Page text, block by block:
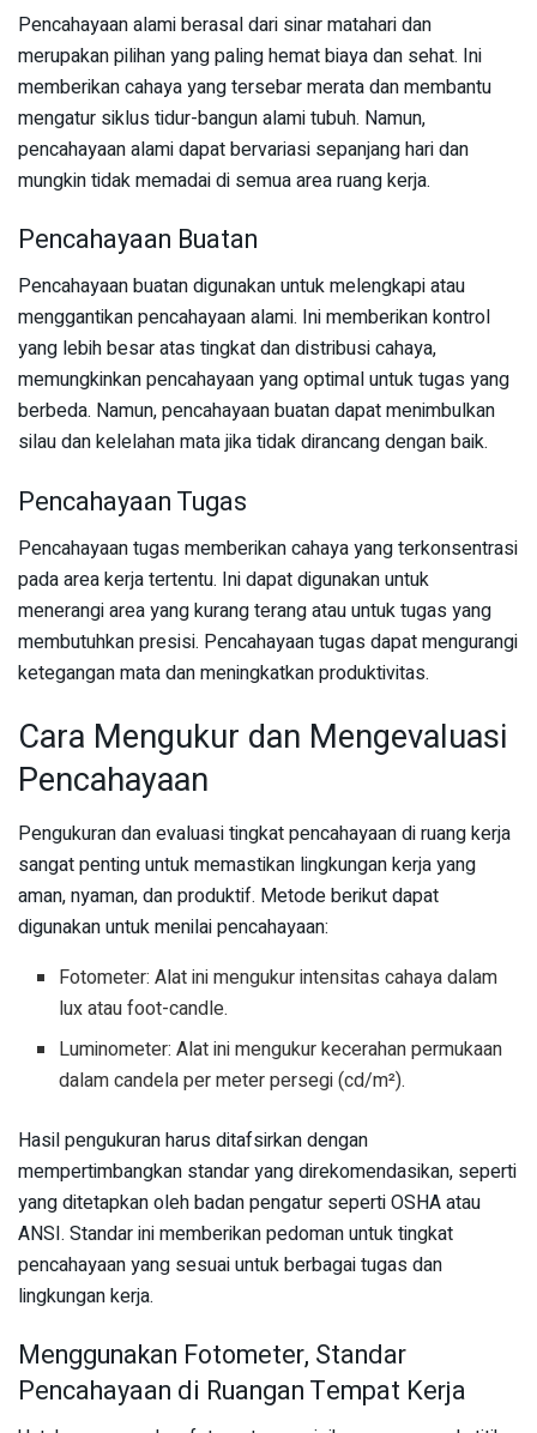
Pencahayaan alami berasal dari sinar matahari dan
merupakan pilihan yang paling hemat biaya dan sehat. Ini
memberikan cahaya yang tersebar merata dan membantu
mengatur siklus tidur-bangun alami tubuh. Namun,
pencahayaan alami dapat bervariasi sepanjang hari dan
mungkin tidak memadai di semua area ruang kerja.
Pencahayaan Buatan
Pencahayaan buatan digunakan untuk melengkapi atau
menggantikan pencahayaan alami. Ini memberikan kontrol
yang lebih besar atas tingkat dan distribusi cahaya,
memungkinkan pencahayaan yang optimal untuk tugas yang
berbeda. Namun, pencahayaan buatan dapat menimbulkan
silau dan kelelahan mata jika tidak dirancang dengan baik.
Pencahayaan Tugas
Pencahayaan tugas memberikan cahaya yang terkonsentrasi
pada area kerja tertentu. Ini dapat digunakan untuk
menerangi area yang kurang terang atau untuk tugas yang
membutuhkan presisi. Pencahayaan tugas dapat mengurangi
ketegangan mata dan meningkatkan produktivitas.
Cara Mengukur dan Mengevaluasi
Pencahayaan
Pengukuran dan evaluasi tingkat pencahayaan di ruang kerja
sangat penting untuk memastikan lingkungan kerja yang
aman, nyaman, dan produktif. Metode berikut dapat
digunakan untuk menilai pencahayaan:
Fotometer: Alat ini mengukur intensitas cahaya dalam
lux atau foot-candle.
Luminometer: Alat ini mengukur kecerahan permukaan
dalam candela per meter persegi (cd/m²).
Hasil pengukuran harus ditafsirkan dengan
mempertimbangkan standar yang direkomendasikan, seperti
yang ditetapkan oleh badan pengatur seperti OSHA atau
ANSI. Standar ini memberikan pedoman untuk tingkat
pencahayaan yang sesuai untuk berbagai tugas dan
lingkungan kerja.
Menggunakan Fotometer, Standar
Pencahayaan di Ruangan Tempat Kerja